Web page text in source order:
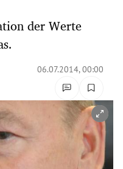
der Werte
06.07.2014, 00:00